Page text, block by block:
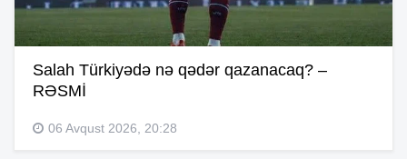
Salah Türkiyədə nə qədər qazanacaq? –
RƏSMİ
06 Avqust 2026, 20:28